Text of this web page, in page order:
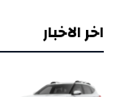
اخر الاخبار